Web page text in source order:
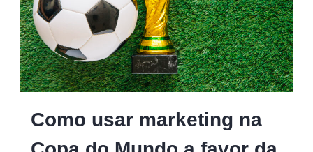
Como usar marketing na